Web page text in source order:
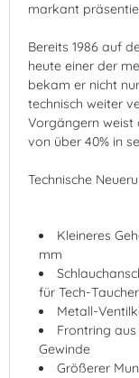
markant
Bereits 1986 auf
heute einer der
bekam er nicht
technisch weiter
Vorgängern weist
von über 40% in
Technische
Kleineres
mm
für Tech-Taucher
Metall-
Frontring
Gewinde
Größerer